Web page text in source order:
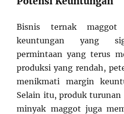
Bisnis ternak maggot
keuntungan yang
permintaan yang terus
produksi yang rendah,
menikmati margin
Selain itu, produk turunan
minyak maggot juga